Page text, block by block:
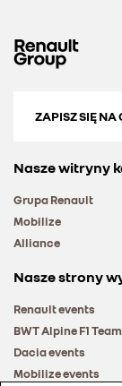
ZAPISZ SIĘ
Nasze witryny
Grupa Renault
Mobilize
Alliance
Nasze strony
Renault events
BWT Alpine F1
Dacia events
Mobilize events